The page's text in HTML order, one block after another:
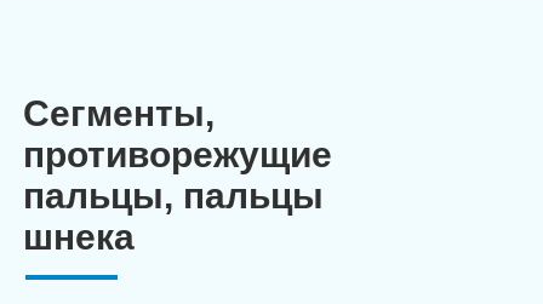
Сегменты,
противорежущие
пальцы, пальцы
шнека